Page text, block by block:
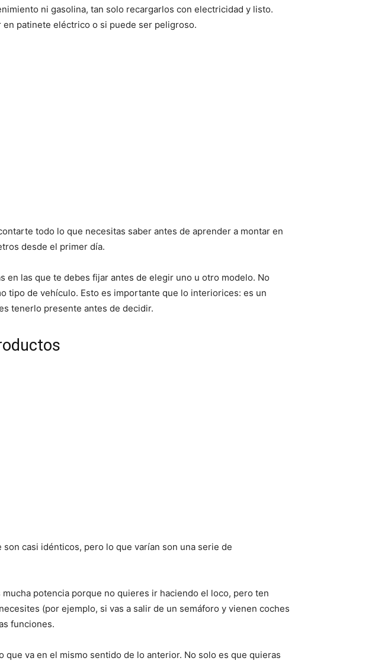
ni gasolina, tan solo recargarlos con electricidad y listo.
patinete eléctrico o si puede ser peligroso.
todo lo que necesitas saber antes de aprender a montar en
desde el primer día.
en las que te debes fijar antes de elegir uno u otro modelo. No
tipo de vehículo. Esto es importante que lo interiorices: es un
tenerlo presente antes de decidir.
casi idénticos, pero lo que varían son una serie de
potencia porque no quieres ir haciendo el loco, pero ten
(por ejemplo, si vas a salir de un semáforo y vienen coches
funciones.
que va en el mismo sentido de lo anterior. No solo es que quieras